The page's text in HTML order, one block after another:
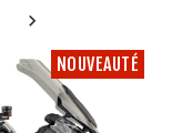
Suivant

NOUVEAUTÉ